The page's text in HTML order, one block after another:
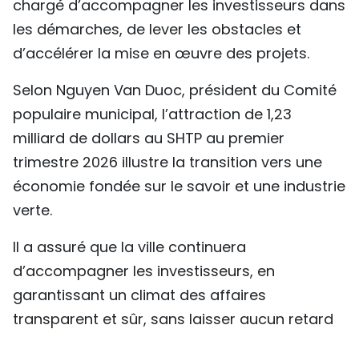
chargé d’accompagner les investisseurs dans
les démarches, de lever les obstacles et
d’accélérer la mise en œuvre des projets.
Selon Nguyen Van Duoc, président du Comité
populaire municipal, l’attraction de 1,23
milliard de dollars au SHTP au premier
trimestre 2026 illustre la transition vers une
économie fondée sur le savoir et une industrie
verte.
Il a assuré que la ville continuera
d’accompagner les investisseurs, en
garantissant un climat des affaires
transparent et sûr, sans laisser aucun retard